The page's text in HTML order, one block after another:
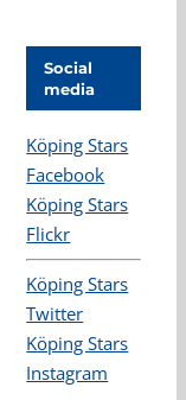
Social
media
Köping Stars
Facebook
Köping Stars
Flickr
Köping Stars
Twitter
Köping Stars
Instagram